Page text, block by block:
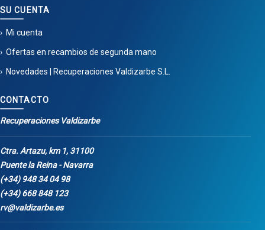
SU CUENTA
Mi cuenta
Ofertas en recambios de segunda mano
Novedades | Recuperaciones Valdizarbe S.L.
CONTACTO
Recuperaciones Valdizarbe
Ctra. Artazu, km 1, 31100
Puente la Reina - Navarra
(+34) 948 34 04 98
(+34) 668 848 123
rv@valdizarbe.es